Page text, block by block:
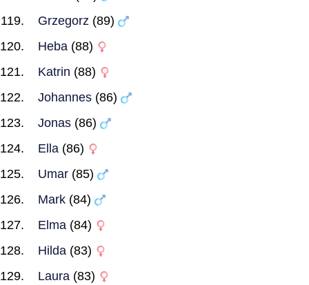
Grzegorz (89)
Heba (88)
Katrin (88)
Johannes (86)
Jonas (86)
Ella (86)
Umar (85)
Mark (84)
Elma (84)
Hilda (83)
Laura (83)